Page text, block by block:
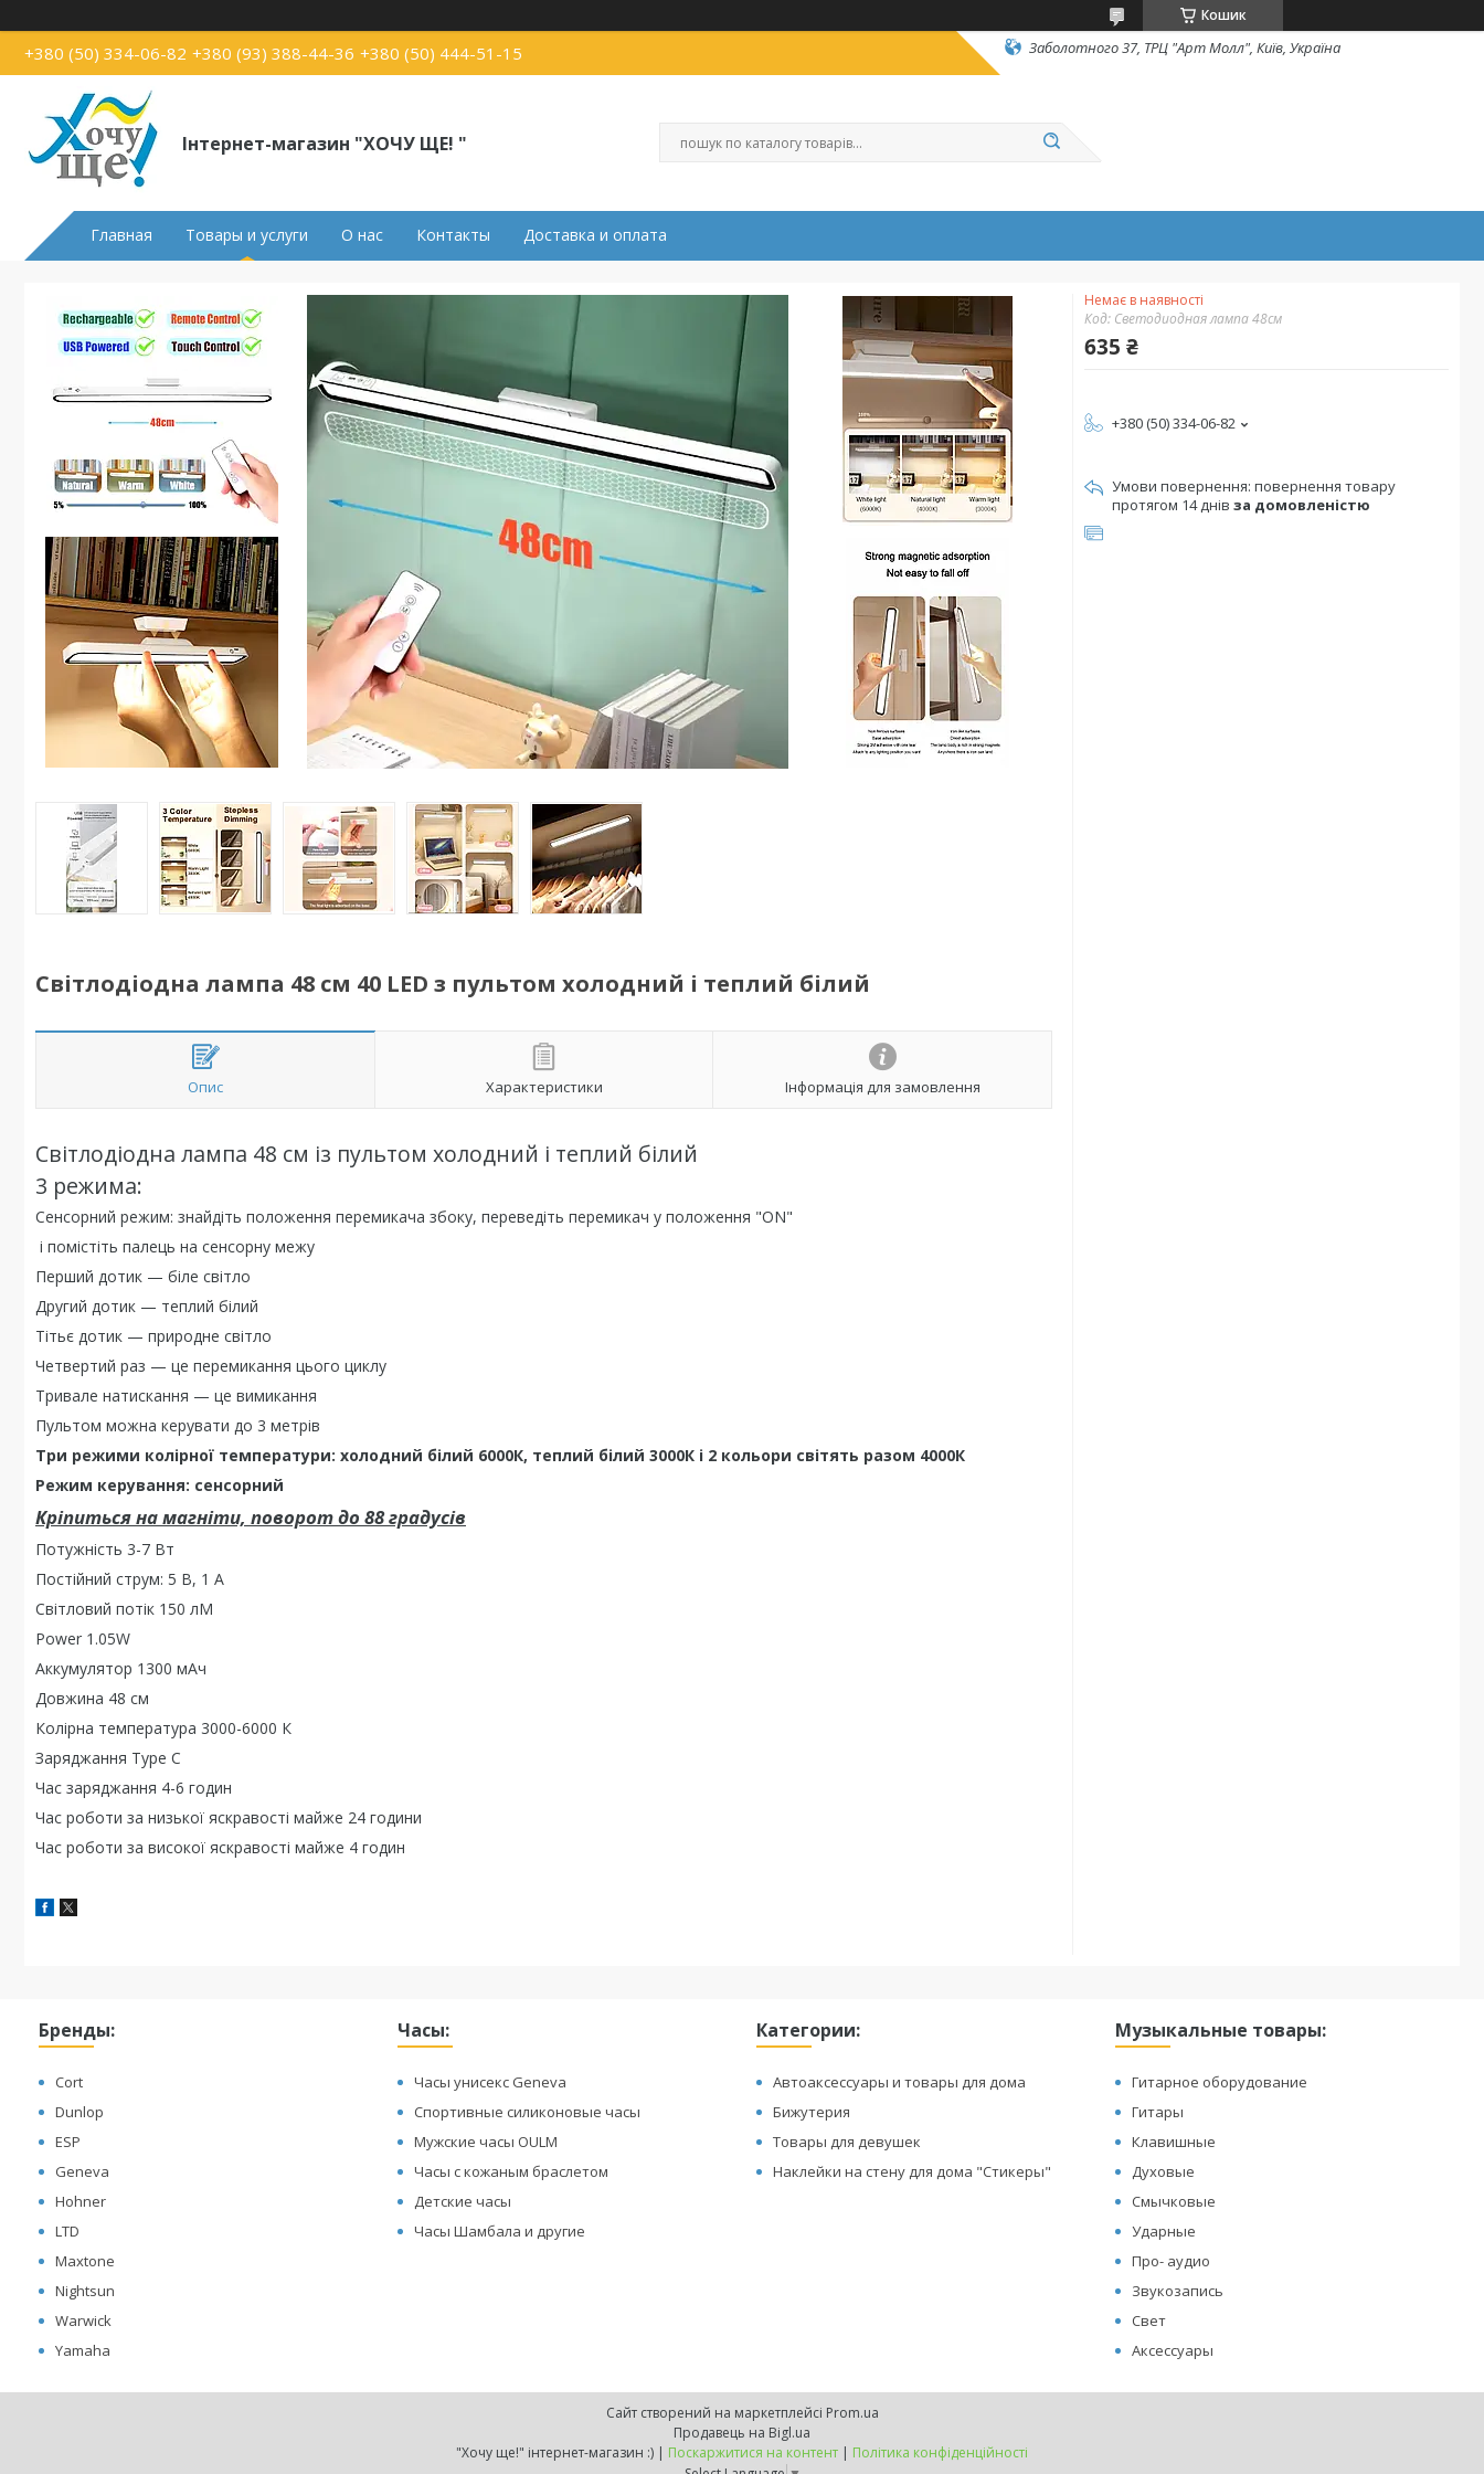
Кошик
+380 (50) 334-06-82 +380 (93) 388-44-36 +380 (50) 444-51-15 Заболотного 37, ТРЦ "Арт Молл", Київ, Україна
Інтернет-магазин "ХОЧУ ЩЕ! "
Главная Товары и услуги О нас Контакты Доставка и оплата
Світлодіодна лампа 48 см 40 LED з пультом холодний і теплий білий
Опис Характеристики Інформація для замовлення
Світлодіодна лампа 48 см із пультом холодний і теплий білий
3 режима:
Сенсорний режим: знайдіть положення перемикача збоку, переведіть перемикач у положення "ON"
і помістіть палець на сенсорну межу
Перший дотик — біле світло
Другий дотик — теплий білий
Тітьє дотик — природне світло
Четвертий раз — це перемикання цього циклу
Тривале натискання — це вимикання
Пультом можна керувати до 3 метрів
Три режими колірної температури: холодний білий 6000К, теплий білий 3000К і 2 кольори світять разом 4000К
Режим керування: сенсорний
Кріпиться на магніти, поворот до 88 градусів
Потужність 3-7 Вт
Постійний струм: 5 В, 1 А
Світловий потік 150 лМ
Power 1.05W
Аккумулятор 1300 мАч
Довжина 48 см
Колірна температура 3000-6000 К
Заряджання Type C
Час заряджання 4-6 годин
Час роботи за низької яскравості майже 24 години
Час роботи за високої яскравості майже 4 годин
Немає в наявності
Код: Светодиодная лампа 48см
635 ₴
+380 (50) 334-06-82
повернення товару
протягом 14 днів за домовленістю
Бренды:
Cort
Dunlop
ESP
Geneva
Hohner
LTD
Maxtone
Nightsun
Warwick
Yamaha
Часы:
Часы унисекс Geneva
Спортивные силиконовые часы
Мужские часы OULM
Часы с кожаным браслетом
Детские часы
Часы Шамбала и другие
Категории:
Автоаксессуары и товары для дома
Бижутерия
Товары для девушек
Наклейки на стену для дома "Стикеры"
Музыкальные товары:
Гитарное оборудование
Гитары
Клавишные
Духовые
Смычковые
Ударные
Про- аудио
Звукозапись
Свет
Аксессуары
Сайт створений на маркетплейсі Prom.ua
Продавець на Bigl.ua
"Хочу ще!" інтернет-магазин :) | Поскаржитися на контент | Політика конфіденційності